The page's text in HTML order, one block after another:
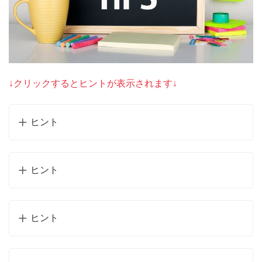
↓クリックするとヒントが表示されます↓
ヒント
ヒント
ヒント